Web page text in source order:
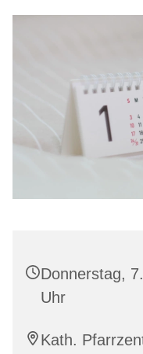
Donnerstag,
Uhr
Kath.